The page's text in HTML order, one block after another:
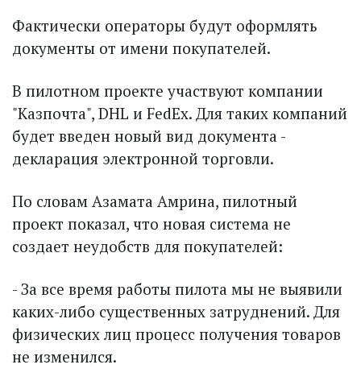
Фактически операторы будут оформлять
документы от имени покупателей.
В пилотном проекте участвуют компании
"Казпочта", DHL и FedEx. Для таких компаний
будет введен новый вид документа -
декларация электронной торговли.
По словам Азамата Амрина, пилотный
проект показал, что новая система не
создает неудобств для покупателей:
- За все время работы пилота мы не выявили
каких-либо существенных затруднений. Для
физических лиц процесс получения товаров
не изменился.